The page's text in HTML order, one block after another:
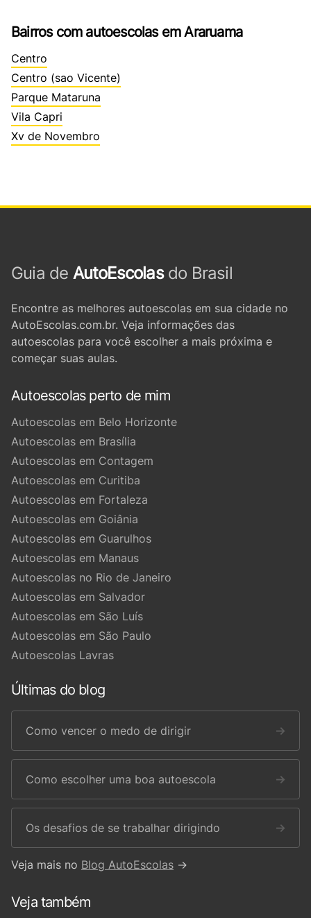
Bairros com autoescolas em Araruama
Centro
Centro (sao Vicente)
Parque Mataruna
Vila Capri
Xv de Novembro
Guia de AutoEscolasdo Brasil
Encontre as melhores autoescolas em sua cidade no
AutoEscolas.com.br. Veja informações das
autoescolas para você escolher a mais próxima e
começar suas aulas.
Autoescolas perto de mim
Autoescolas em Belo Horizonte
Autoescolas em Brasília
Autoescolas em Contagem
Autoescolas em Curitiba
Autoescolas em Fortaleza
Autoescolas em Goiânia
Autoescolas em Guarulhos
Autoescolas em Manaus
Autoescolas no Rio de Janeiro
Autoescolas em Salvador
Autoescolas em São Luís
Autoescolas em São Paulo
Autoescolas Lavras
Últimas do blog
Como vencer o medo de dirigir →
Como escolher uma boa autoescola →
Os desafios de se trabalhar dirigindo →
Veja mais no Blog AutoEscolas →
Veja também